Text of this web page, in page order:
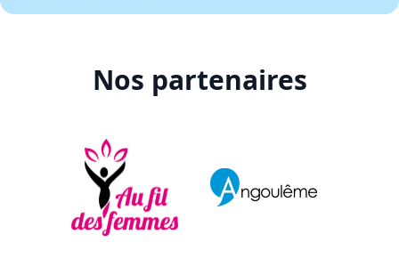
Nos partenaires